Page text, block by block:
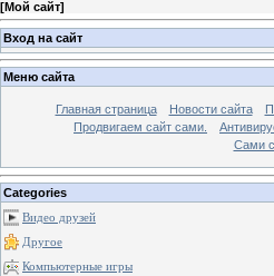
[Мой сайт]
Вход на сайт
Меню сайта
Главная страница Новости сайта
Продвигаем сайт сами.
Сами
Categories
Видео друзей
Другое
Компьютерные игры